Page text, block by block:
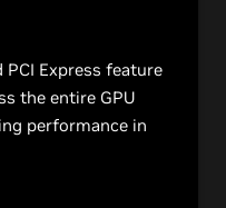
PCI Express feature
the entire GPU
performance in